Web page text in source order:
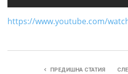
https://www.youtube.com/
ПРЕДИШНА СТАТИЯ